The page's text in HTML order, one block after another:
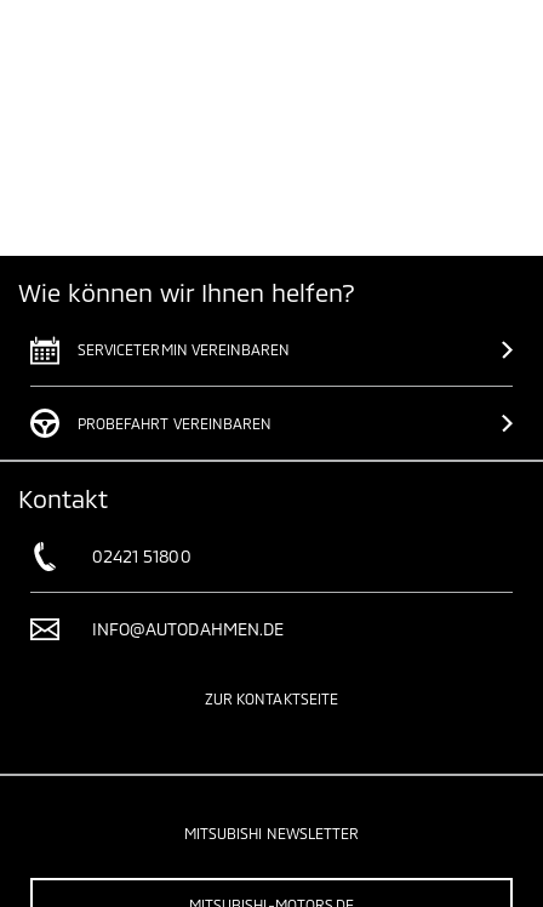
Wie können wir Ihnen helfen?
SERVICETERMIN VEREINBAREN
PROBEFAHRT VEREINBAREN
Kontakt
02421 51800
INFO@AUTODAHMEN.DE
ZUR KONTAKTSEITE
MITSUBISHI NEWSLETTER